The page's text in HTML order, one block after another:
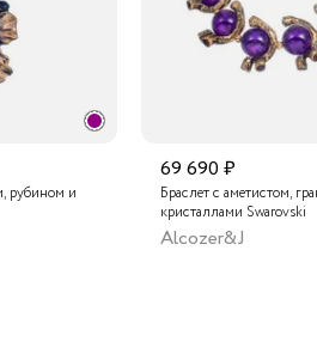
рубином и
69 690 ₽
Браслет с аметистом,
кристаллами Swarovski
Alcozer&J